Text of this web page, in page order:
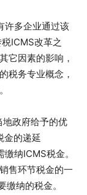
许多企业通过该
ICMS改革之
它因素的影响，
税务专业概念，
政府给予的优
金的递延
纳ICMS税金。
售环节税金的一
纳的税金。